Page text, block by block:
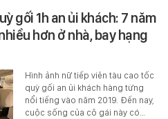
gối 1h an ủi khách: 7 năm
hơn ở nhà, bay hạng
Hình ảnh nữ tiếp viên tàu cao tốc
quỳ gối an ủi khách hàng từng
nổi tiếng vào năm 2019. Đến nay,
cuộc sống của cô gái này có…